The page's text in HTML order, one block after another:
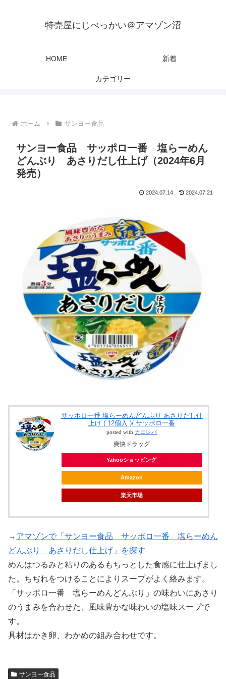
特売屋にじべっかい＠アマゾン沼
HOME 新着
カテゴリー
ホーム サンヨー食品
サンヨー食品 サッポロ一番 塩らーめん
どんぶり あさりだし仕上げ（2024年6月
発売）
2024.07.14 2024.07.21
サッポロ一番 塩らーめんどんぶり あさりだし仕
上げ ( 12個入 )/ サッポロ一番
posted with カエレバ
爽快ドラッグ
Yahooショッピング
Amazon
楽天市場
→ アマゾンで「サンヨー食品 サッポロ一番 塩らーめん
どんぶり あさりだし仕上げ」を探す
めんはつるみと粘りのあるもちっとした食感に仕上げまし
た。ちぢれをつけることによりスープがよく絡みます。
「サッポロ一番 塩らーめんどんぶり」の味わいにあさり
のうまみを合わせた、風味豊かな味わいの塩味スープで
す。
具材はかき卵、わかめの組み合わせです。
サンヨー食品